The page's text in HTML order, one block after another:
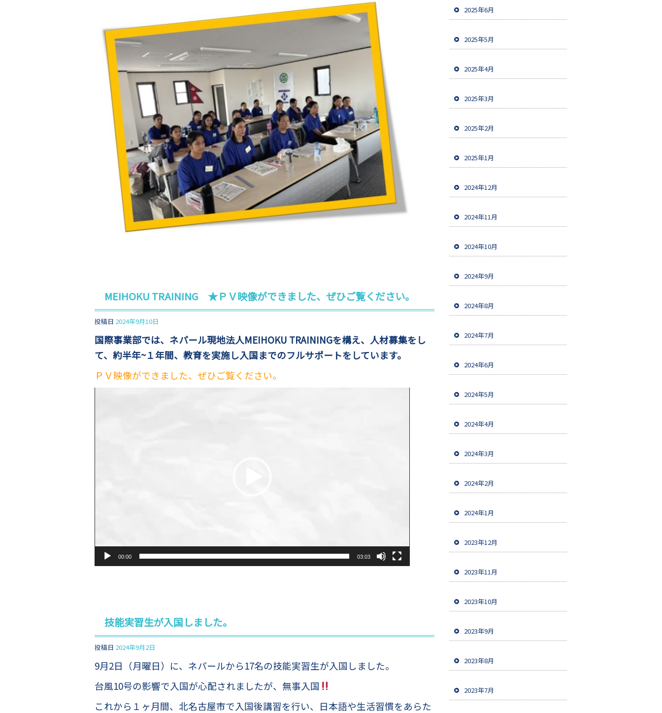
MEIHOKU TRAINING ★ＰＶ映像ができました、ぜひご覧ください。
投稿日 2024年9月10日
国際事業部では、ネパール現地法人MEIHOKU TRAININGを構え、人材募集をし
て、約半年~１年間、教育を実施し入国までのフルサポートをしています。
ＰＶ映像ができました、ぜひご覧ください。
00:00 03:03
技能実習生が入国しました。
投稿日 2024年9月2日
9月2日（月曜日）に、ネパールから17名の技能実習生が入国しました。
台風10号の影響で入国が心配されましたが、無事入国
これから１ヶ月間、北名古屋市で入国後講習を行い、日本語や生活習慣をあらた
2025年6月
2025年5月
2025年4月
2025年3月
2025年2月
2025年1月
2024年12月
2024年11月
2024年10月
2024年9月
2024年8月
2024年7月
2024年6月
2024年5月
2024年4月
2024年3月
2024年2月
2024年1月
2023年12月
2023年11月
2023年10月
2023年9月
2023年8月
2023年7月